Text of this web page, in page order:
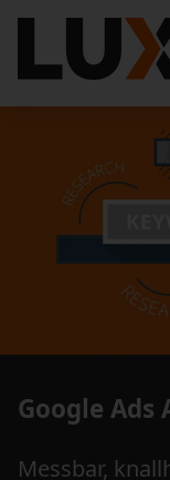
Google Ads
Messbar,